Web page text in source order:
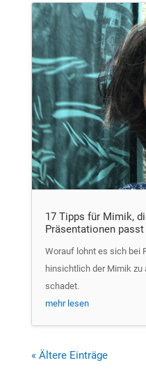
17 Tipps für Mimik,
Präsentationen passt
Worauf lohnt es sich bei
hinsichtlich der Mimik
schadet.
mehr lesen
« Ältere Einträge